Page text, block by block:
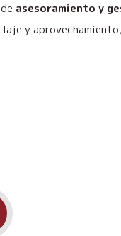
asesoramiento y
y